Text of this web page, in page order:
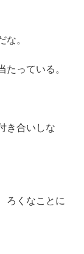
な。
たっている。
き合いしな
ろくなことに